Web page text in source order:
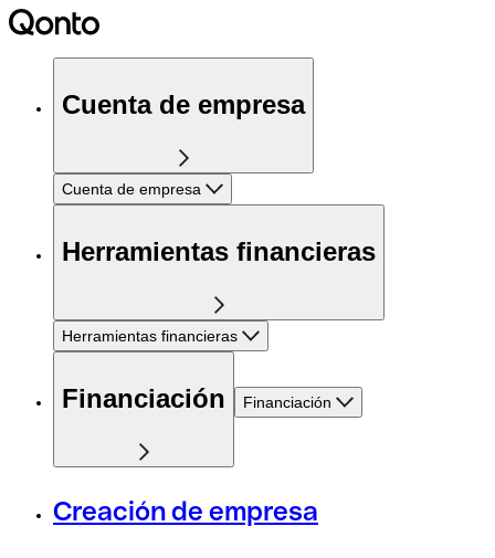
Cuenta de empresa
Cuenta de empresa
Herramientas financieras
Herramientas financieras
Financiación Financiación
Creación de empresa